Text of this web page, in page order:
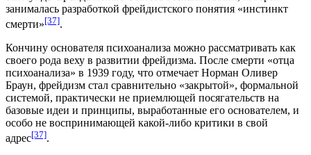
занималась разработкой фрейдистского понятия «инстинкт
смерти»[37].
Кончину основателя психоанализа можно рассматривать как
своего рода веху в развитии фрейдизма. После смерти «отца
психоанализа» в 1939 году, что отмечает Норман Оливер
Браун, фрейдизм стал сравнительно «закрытой», формальной
системой, практически не приемлющей посягательств на
базовые идеи и принципы, выработанные его основателем, и
особо не воспринимающей какой-либо критики в свой
адрес[37].